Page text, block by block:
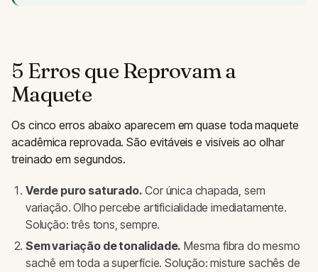
5 Erros que Reprovam a
Maquete
Os cinco erros abaixo aparecem em quase toda maquete
acadêmica reprovada. São evitáveis e visíveis ao olhar
treinado em segundos.
Verde puro saturado. Cor única chapada, sem
variação. Olho percebe artificialidade imediatamente.
Solução: três tons, sempre.
Sem variação de tonalidade. Mesma fibra do mesmo
sachê em toda a superfície. Solução: misture sachês de